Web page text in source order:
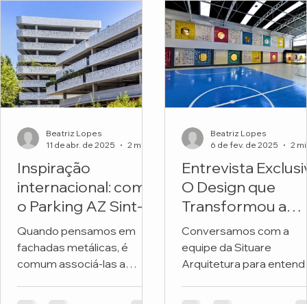
Inspiração
internacional: como
o Parking AZ Sint-
Lucas transforma
metal e natureza
em arquitetura
premiada
Quando pensamos em
fachadas metálicas, é
comum associá-las a
ou exclusivamente
Beatriz Lopes
11 de abr. de 2025
Entrevista
O Design que
Transformou a
Fachada de uma
Escola
Conversamos com a
equipe da Situare
Arquitetura para
revitalizou a fachada da
Beatriz Lopes
6 de fev. de 2025